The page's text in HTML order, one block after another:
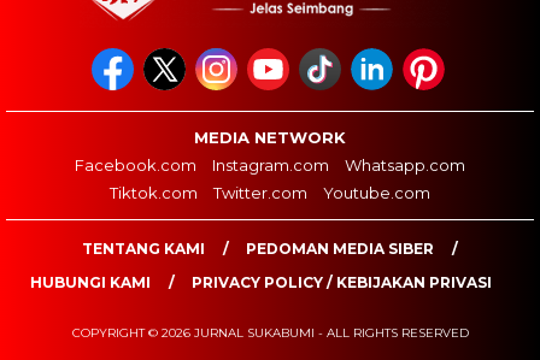
MEDIA NETWORK
Facebook.com
Instagram.com
Whatsapp.com
Tiktok.com
Twitter.com Youtube.com
TENTANG KAMI
PEDOMAN MEDIA SIBER
HUBUNGI KAMI
PRIVACY POLICY / KEBIJAKAN PRIVASI
COPYRIGHT © 2026 JURNAL SUKABUMI - ALL RIGHTS RESERVED